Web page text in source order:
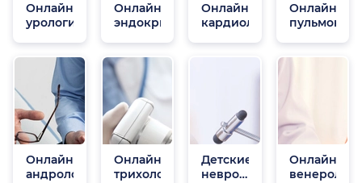
Онлайн
урологи
Онлайн
эндокринологи
Онлайн
кардиологи
Онлайн
Онлайн
андрологи
Онлайн
трихологи
Детские
неврологи
Онлайн
венерологи